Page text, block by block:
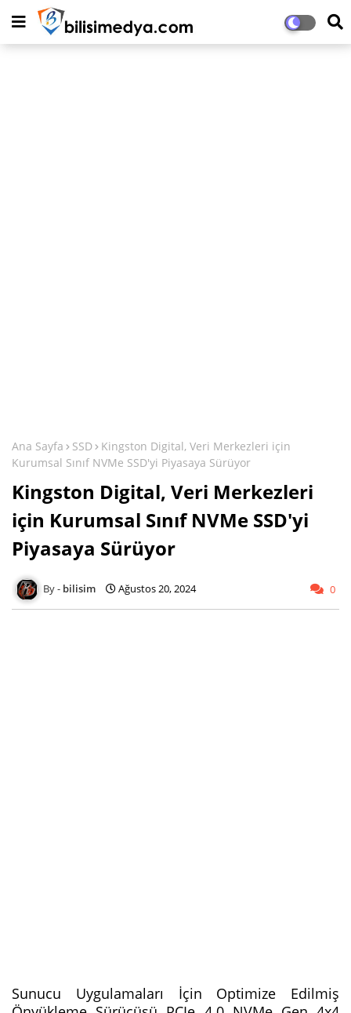
Ana Sayfa SSD
Kingston Digital, Veri Merkezleri için
Kurumsal Sınıf NVMe SSD'yi Piyasaya Sürüyor
Kingston Digital, Veri Merkezleri
için Kurumsal Sınıf NVMe SSD'yi
Piyasaya Sürüyor
bilisim Ağustos 20, 2024 0
Sunucu Uygulamaları İçin Optimize Edilmiş